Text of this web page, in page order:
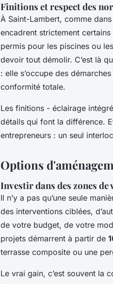
Finitions et respect des
À Saint-Lambert, comme
encadrent strictement
permis pour les piscines ou
devoir tout démolir. C’est là
: elle s’occupe des
conformité totale.
Les finitions - éclairage
détails qui font la différence.
entrepreneurs : un seul
Options
Investir dans des zones de
Il n’y a pas qu’une seule
des interventions ciblées,
de votre budget, de votre
projets démarrent à partir de
terrasse composite ou une
Le vrai gain, c’est souvent la